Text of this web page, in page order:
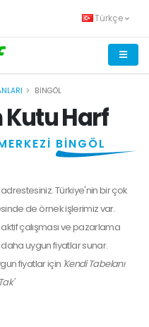
Türkçe
BINGÖL
Harf
BİNGÖL
Türkiye'nin bir çok
de örnek işlerimiz var.
çalışması ve pazarlama
uygun fiyatlar sunar.
fiyatlar için 'Kendi Tabelanı